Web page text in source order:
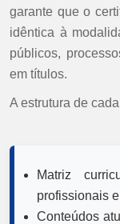
garante que o
idêntica à
públicos,
em títulos.
A estrutura de
Matriz
profissionais
Conteúdos